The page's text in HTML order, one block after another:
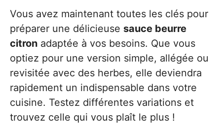
Vous avez maintenant toutes les clés pour
préparer une délicieuse sauce beurre
citron adaptée à vos besoins. Que vous
optiez pour une version simple, allégée ou
revisitée avec des herbes, elle deviendra
rapidement un indispensable dans votre
cuisine. Testez différentes variations et
trouvez celle qui vous plaît le plus !